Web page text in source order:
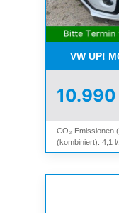
VW UP!
10.990
CO₂-Emissionen
(kombiniert): 4,1